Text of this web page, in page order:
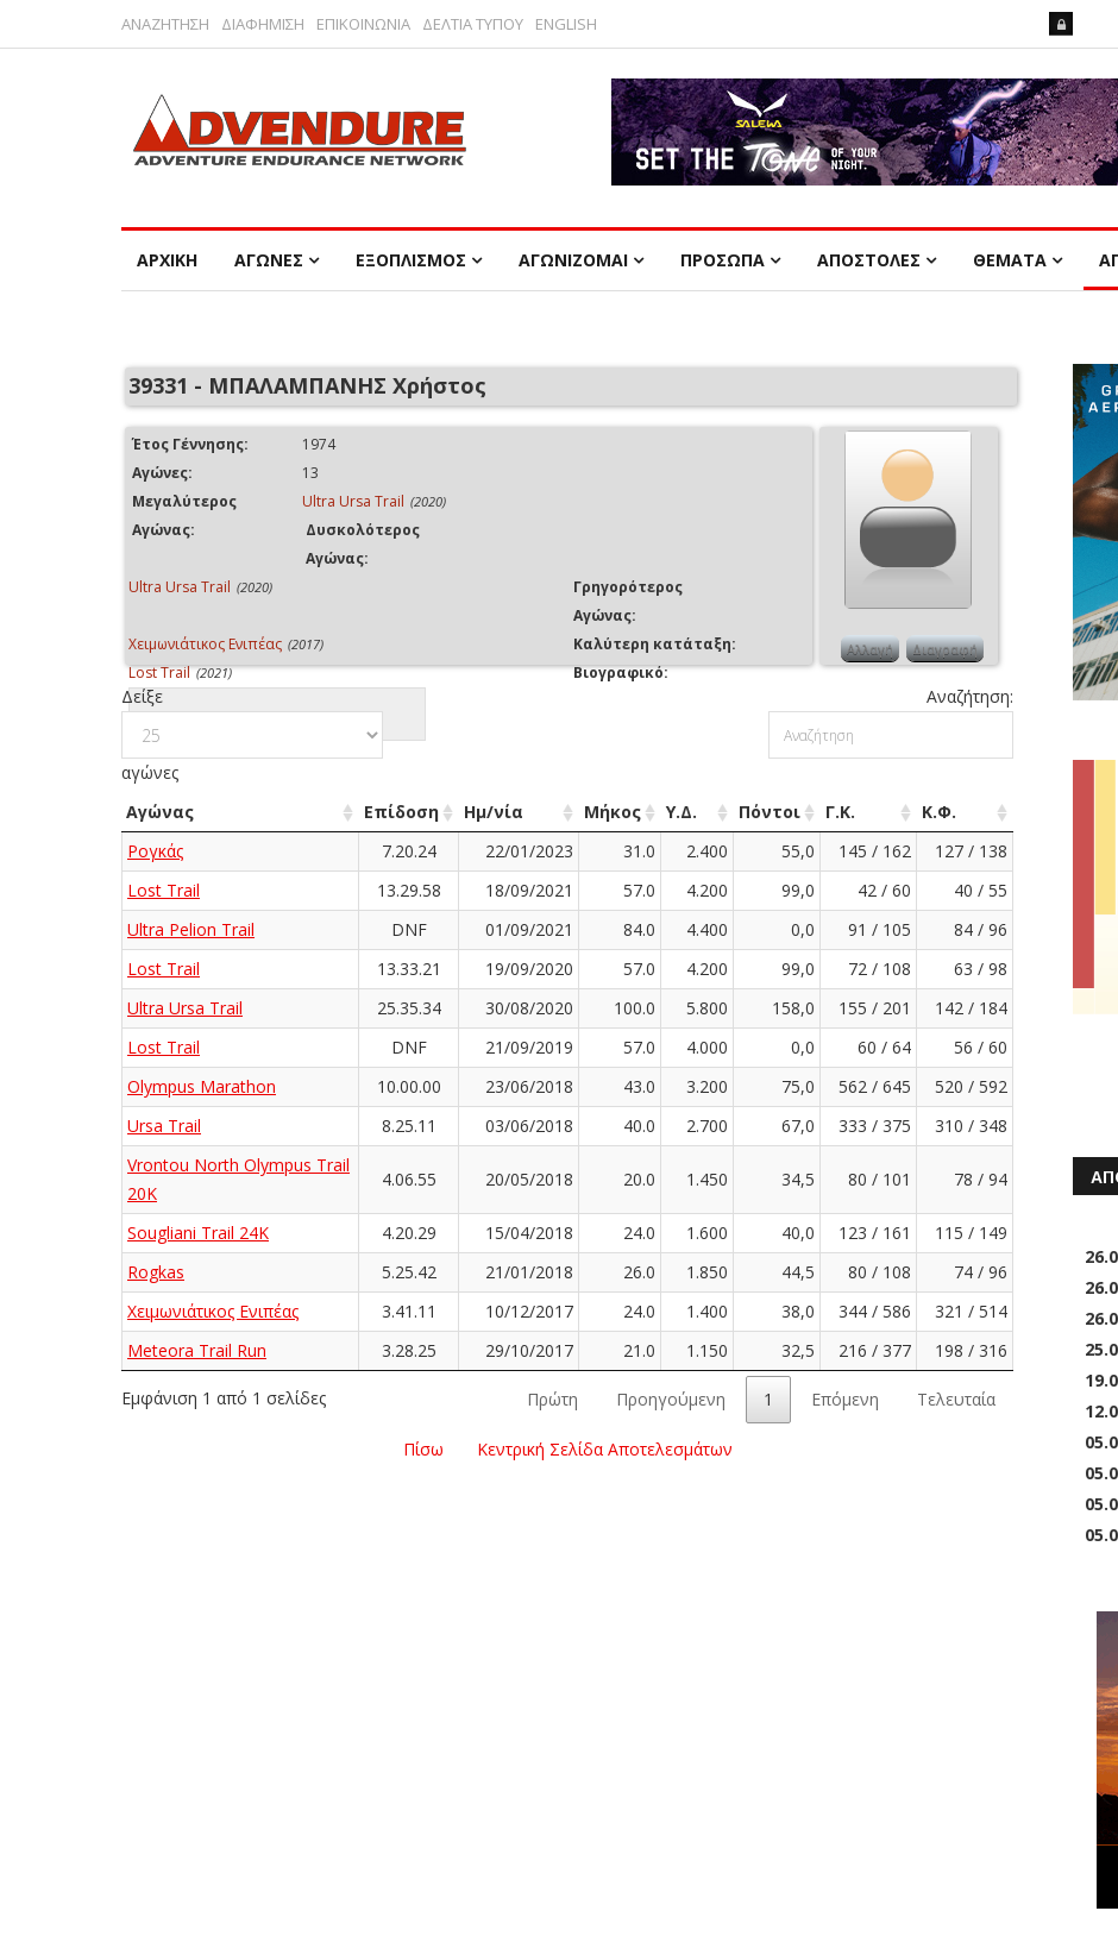
ΑΝΑΖΗΤΗΣΗ ΔΙΑΦΗΜΙΣΗ ΕΠΙΚΟΙΝΩΝΙΑ ΔΕΛΤΙΑ ΤΥΠΟΥ ENGLISH
ΑΡΧΙΚΗ ΑΓΩΝΕΣ ΕΞΟΠΛΙΣΜΟΣ ΑΓΩΝΙΖΟΜΑΙ ΠΡΟΣΩΠΑ ΑΠΟΣΤΟΛΕΣ ΘΕΜΑΤΑ
39331 - ΜΠΑΛΑΜΠΑΝΗΣ Χρήστος
Έτος Γέννησης:
1974
Αγώνες:
13
Μεγαλύτερος
Αγώνας:
Ultra Ursa Trail (2020)
Δυσκολότερος
Αγώνας:
Ultra Ursa Trail (2020)
Γρηγορότερος
Αγώνας:
Χειμωνιάτικος Ενιπέας (2017)
Καλύτερη κατάταξη:
Lost Trail (2021) Βιογραφικό:
Αλλαγή Διαγραφή
Δείξε
αγώνες
Αναζήτηση:
Αγώνας Επίδοση Ημ/νία Μήκος Υ.Δ. Πόντοι Γ.Κ.
Κ.Φ.
Ρογκάς
7.20.24 22/01/2023 31.0 2.400 55,0 145 / 162
127 / 138
Lost Trail
13.29.58 18/09/2021 57.0 4.200 99,0 42 / 60
40 / 55
Ultra Pelion Trail
DNF 01/09/2021 84.0 4.400 0,0 91 / 105
84 / 96
Lost Trail
13.33.21 19/09/2020 57.0 4.200 99,0 72 / 108
63 / 98
Ultra Ursa Trail
25.35.34 30/08/2020 100.0 5.800 158,0 155 / 201
142 / 184
Lost Trail
DNF 21/09/2019 57.0 4.000 0,0 60 / 64
56 / 60
Olympus Marathon
10.00.00 23/06/2018 43.0 3.200 75,0 562 / 645
520 / 592
Ursa Trail
8.25.11 03/06/2018 40.0 2.700 67,0 333 / 375
310 / 348
Vrontou North Olympus Trail
20K
4.06.55 20/05/2018 20.0 1.450 34,5 80 / 101 78 / 94
Sougliani Trail 24K 4.20.29 15/04/2018 24.0 1.600 40,0 123 / 161
115 / 149
Rogkas
5.25.42 21/01/2018 26.0 1.850 44,5 80 / 108
74 / 96
Χειμωνιάτικος Ενιπέας
3.41.11 10/12/2017 24.0 1.400 38,0 344 / 586
321 / 514
Meteora Trail Run
3.28.25 29/10/2017 21.0 1.150 32,5 216 / 377 198 / 316
Εμφάνιση 1 από 1 σελίδες Πρώτη Προηγούμενη 1 Επόμενη Τελευταία
Πίσω Κεντρική Σελίδα Αποτελεσμάτων